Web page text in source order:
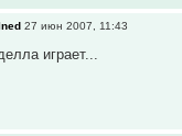
27 июн 2007, 11:43
играет...